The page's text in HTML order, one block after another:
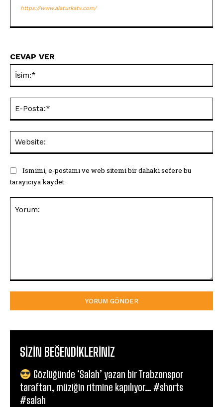
https://www.alaturkatv.com/
CEVAP VER
Ismimi, e-postamı ve web sitemi bir dahaki sefere bu
tarayıcıya kaydet.
SIZIN BEĞENDIKLERINIZ
Gözlüğünde ‘Salah’ yazan bir Trabzonspor
taraftarı, müziğin ritmine kapılıyor… #shorts
#salah